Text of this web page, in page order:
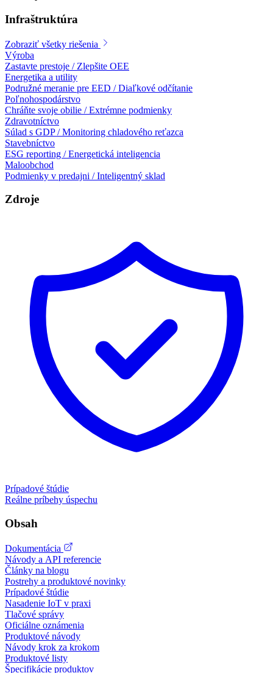
Infraštruktúra
Zobraziť všetky riešenia
Výroba
Zastavte prestoje / Zlepšite OEE
Energetika a utility
Podružné meranie pre EED / Diaľkové odčítanie
Poľnohospodárstvo
Chráňte svoje obilie / Extrémne podmienky
Zdravotníctvo
Súlad s GDP / Monitoring chladového reťazca
Stavebníctvo
ESG reporting / Energetická inteligencia
Maloobchod
Podmienky v predajni / Inteligentný sklad
Zdroje
Prípadové štúdie
Reálne príbehy úspechu
Obsah
Dokumentácia
Návody a API referencie
Články na blogu
Postrehy a produktové novinky
Prípadové štúdie
Nasadenie IoT v praxi
Tlačové správy
Oficiálne oznámenia
Produktové návody
Návody krok za krokom
Produktové listy
Špecifikácie produktov